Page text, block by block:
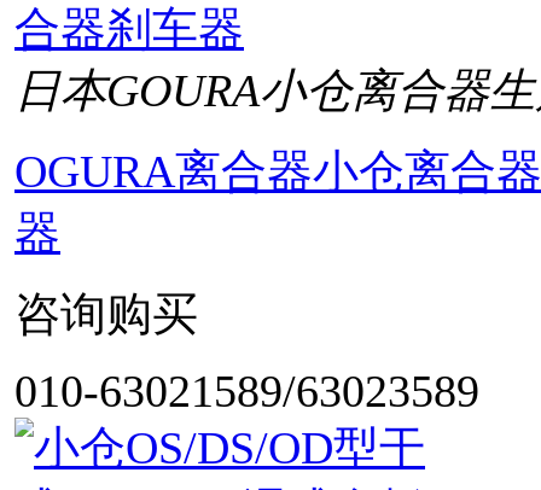
日本GOURA小仓离合器
OGURA离合器小仓离合
器
咨询购买
010-63021589/63023589